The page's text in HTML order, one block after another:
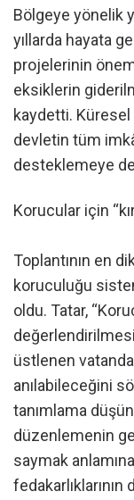
Bölgeye yönelik
yıllarda hayata
projelerinin
eksiklerin
kaydetti.
devletin tüm
desteklemeye
Korucular için
Toplantının en
koruculuğu
oldu. Tatar,
üstlenen
anılabileceğini
tanımlama
düzenlemenin
saymak